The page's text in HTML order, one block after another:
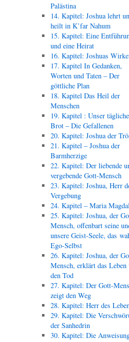
Palästina
14. Kapitel: Joshua lehrt
heilt in K’far Nahum
15. Kapitel: Eine
und eine Heirat
16. Kapitel: Joshuas
17. Kapitel In Gedanken,
Worten und Taten – Der
göttliche Plan
18. Kapitel Das Heil der
Menschen
19. Kapitel : Unser
Brot – Die Gefallenen
20. Kapitel: Joshua der
21. Kapitel – Joshua der
Barmherzige
22. Kapitel: Der liebende
vergebende Gott-Mensch
23. Kapitel: Joshua, Herr
Vergebung
24. Kapitel – Maria
25. Kapitel: Joshua, der
Mensch, offenbart seine
unsere Geist-Seele, das
Ego-Selbst
26. Kapitel: Joshua, der
Mensch, erklärt das Leben
den Tod
27. Kapitel: Der Gott-
zeigt den Weg
28. Kapitel: Herr des
29. Kapitel: Die
der Sanhedrin
30. Kapitel: Die